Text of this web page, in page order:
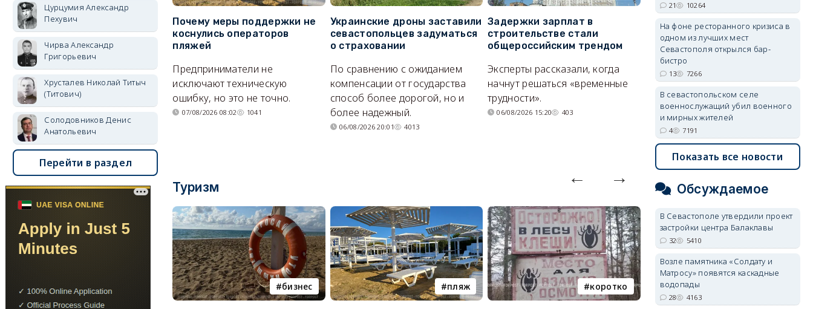
Почему меры поддержки не
коснулись операторов
пляжей
Предприниматели не
исключают техническую
ошибку, но это не точно.
07/08/2026 08:02 1041
Украинские дроны заставили
севастопольцев задуматься
о страховании
По сравнению с ожиданием
компенсации от государства
способ более дорогой, но и
более надежный.
06/08/2026 20:01 4013
Задержки зарплат в
строительстве стали
общероссийским трендом
Эксперты рассказали, когда
начнут решаться «временные
трудности».
06/08/2026 15:20 403
Тайный дворик на мысе
Хрустальном: как найти
место отдыха, о котором
почти никто не знает
Под стенами Галереи искусств
прячутся руины храма,
гравийный сад и семейные
качели.
06/08/2026 15:00 2828
Туризм
бизнес пляж коротко
Цурцумия Александр
Пехувич
Чирва Александр
Григорьевич
Хрусталев Николай Титыч
(Титович)
Солодовников Денис
Анатольевич
Перейти в раздел
21 10264
На фоне ресторанного кризиса в
одном из лучших мест
Севастополя открылся бар-
бистро
13 7266
В севастопольском селе
военнослужащий убил военного
и мирных жителей
4 7191
Показать все новости
Обсуждаемое
В Севастополе утвердили проект
застройки центра Балаклавы
32 5410
Возле памятника «Солдату и
Матросу» появятся каскадные
водопады
28 4163